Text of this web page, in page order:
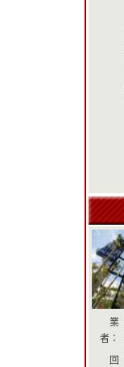
業
者：
回